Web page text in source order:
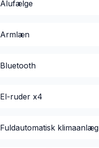
Alufælge
Armlæn
Bluetooth
El-ruder x4
Fuldautomatisk klimaanlæg